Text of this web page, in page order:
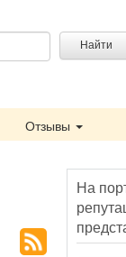
Найти
Отзывы
На